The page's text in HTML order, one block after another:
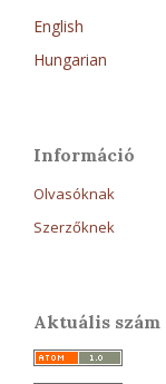
English
Hungarian
Információ
Olvasóknak
Szerzőknek
Aktuális szám